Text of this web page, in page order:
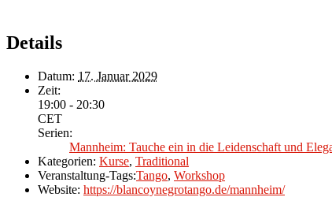
Details
Datum: 17. Januar 2029
Zeit:
19:00 - 20:30
CET
Serien:
Mannheim: Tauche ein in die Leidenschaft und
Kategorien: Kurse, Traditional
Veranstaltung-Tags:Tango, Workshop
Website: https://blancoynegrotango.de/mannheim/